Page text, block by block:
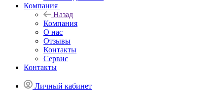
Компания
Назад
Компания
О нас
Отзывы
Контакты
Сервис
Контакты
Личный кабинет